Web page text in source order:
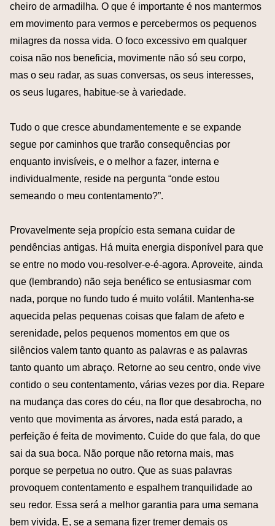
cheiro de armadilha. O que é importante é nos mantermos
em movimento para vermos e percebermos os pequenos
milagres da nossa vida. O foco excessivo em qualquer
coisa não nos beneficia, movimente não só seu corpo,
mas o seu radar, as suas conversas, os seus interesses,
os seus lugares, habitue-se à variedade.
Tudo o que cresce abundamentemente e se expande
segue por caminhos que trarão consequências por
enquanto invisíveis, e o melhor a fazer, interna e
individualmente, reside na pergunta “onde estou
semeando o meu contentamento?”.
Provavelmente seja propício esta semana cuidar de
pendências antigas. Há muita energia disponível para que
se entre no modo vou-resolver-e-é-agora. Aproveite, ainda
que (lembrando) não seja benéfico se entusiasmar com
nada, porque no fundo tudo é muito volátil. Mantenha-se
aquecida pelas pequenas coisas que falam de afeto e
serenidade, pelos pequenos momentos em que os
silêncios valem tanto quanto as palavras e as palavras
tanto quanto um abraço. Retorne ao seu centro, onde vive
contido o seu contentamento, várias vezes por dia. Repare
na mudança das cores do céu, na flor que desabrocha, no
vento que movimenta as árvores, nada está parado, a
perfeição é feita de movimento. Cuide do que fala, do que
sai da sua boca. Não porque não retorna mais, mas
porque se perpetua no outro. Que as suas palavras
provoquem contentamento e espalhem tranquilidade ao
seu redor. Essa será a melhor garantia para uma semana
bem vivida. E, se a semana fizer tremer demais os